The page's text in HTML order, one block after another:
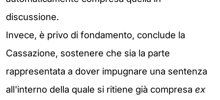
discussione.
Invece, è privo di fondamento, conclude la
Cassazione, sostenere che sia la parte
rappresentata a dover impugnare una sentenza
all'interno della quale si ritiene già compresa ex